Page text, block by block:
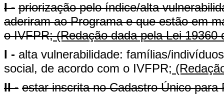
I - priorização pelo índice/alta
aderiram ao Programa e que estão em
o IVFPR;(Redação dada pela Lei 19360
I - alta vulnerabilidade: famílias/
social, de acordo com o IVFPR;
II - estar inscrita no Cadastro Único